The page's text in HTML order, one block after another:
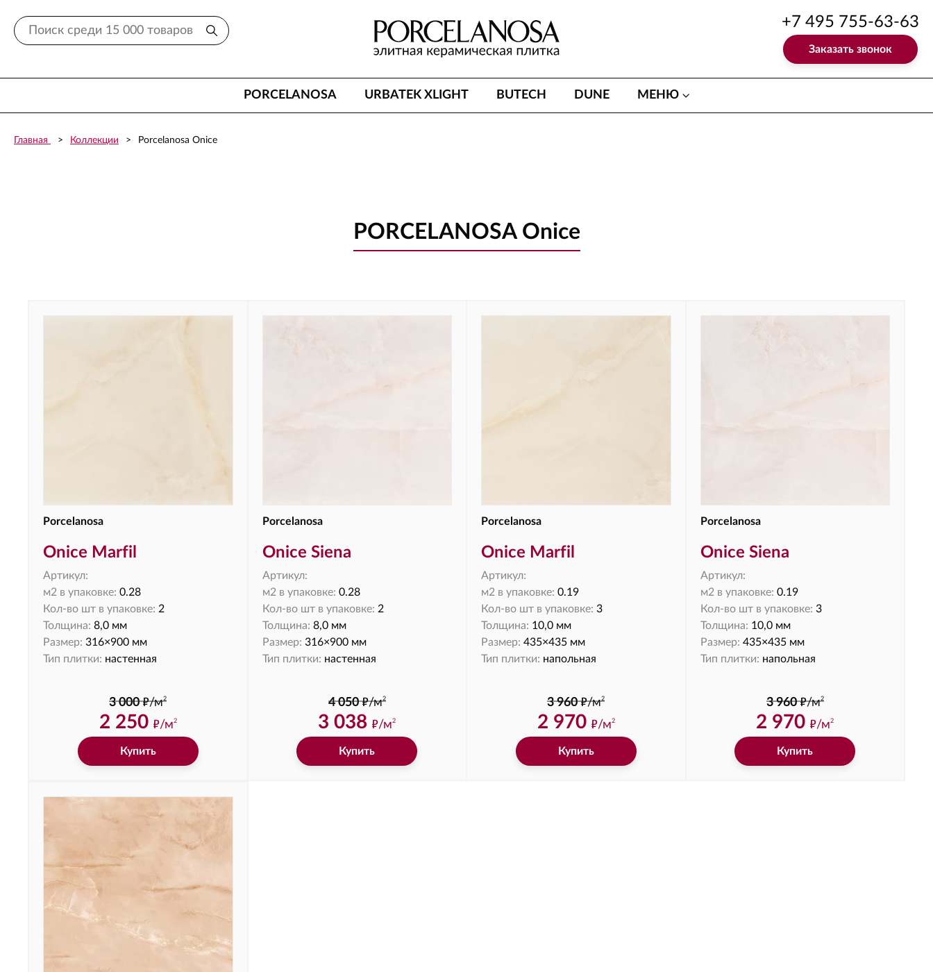
+7 495 755-63-63
Заказать звонок
PORCELANOSA URBATEK XLIGHT BUTECH DUNE МЕНЮ
Главная Коллекции Porcelanosa Onice
PORCELANOSA Onice
Porcelanosa
Onice Marfil
Артикул:
м2 в упаковке: 0.28
Кол-во шт в упаковке: 2
Толщина: 8,0 мм
Размер: 316×900 мм
Тип плитки: настенная
3 000 ф/м2
2 250 ф/м2
Купить
Porcelanosa
Onice Siena
Артикул:
м2 в упаковке: 0.28
Кол-во шт в упаковке: 2
Толщина: 8,0 мм
Размер: 316×900 мм
Тип плитки: настенная
4 050 ф/м2
3 038 ф/м2
Купить
Porcelanosa
Onice Marfil
Артикул:
м2 в упаковке: 0.19
Кол-во шт в упаковке: 3
Толщина: 10,0 мм
Размер: 435×435 мм
Тип плитки: напольная
3 960 ф/м2
2 970 ф/м2
Купить
Porcelanosa
Onice Siena
Артикул:
м2 в упаковке: 0.19
Кол-во шт в упаковке: 3
Толщина: 10,0 мм
Размер: 435×435 мм
Тип плитки: напольная
3 960 ф/м2
2 970 ф/м2
Купить